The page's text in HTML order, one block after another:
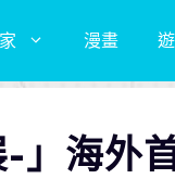
漫畫
-」海外